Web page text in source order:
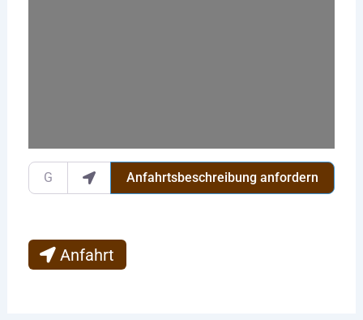
Gib deinen Standort ein.Anfahrtsbeschreibung anfordern
Anfahrt